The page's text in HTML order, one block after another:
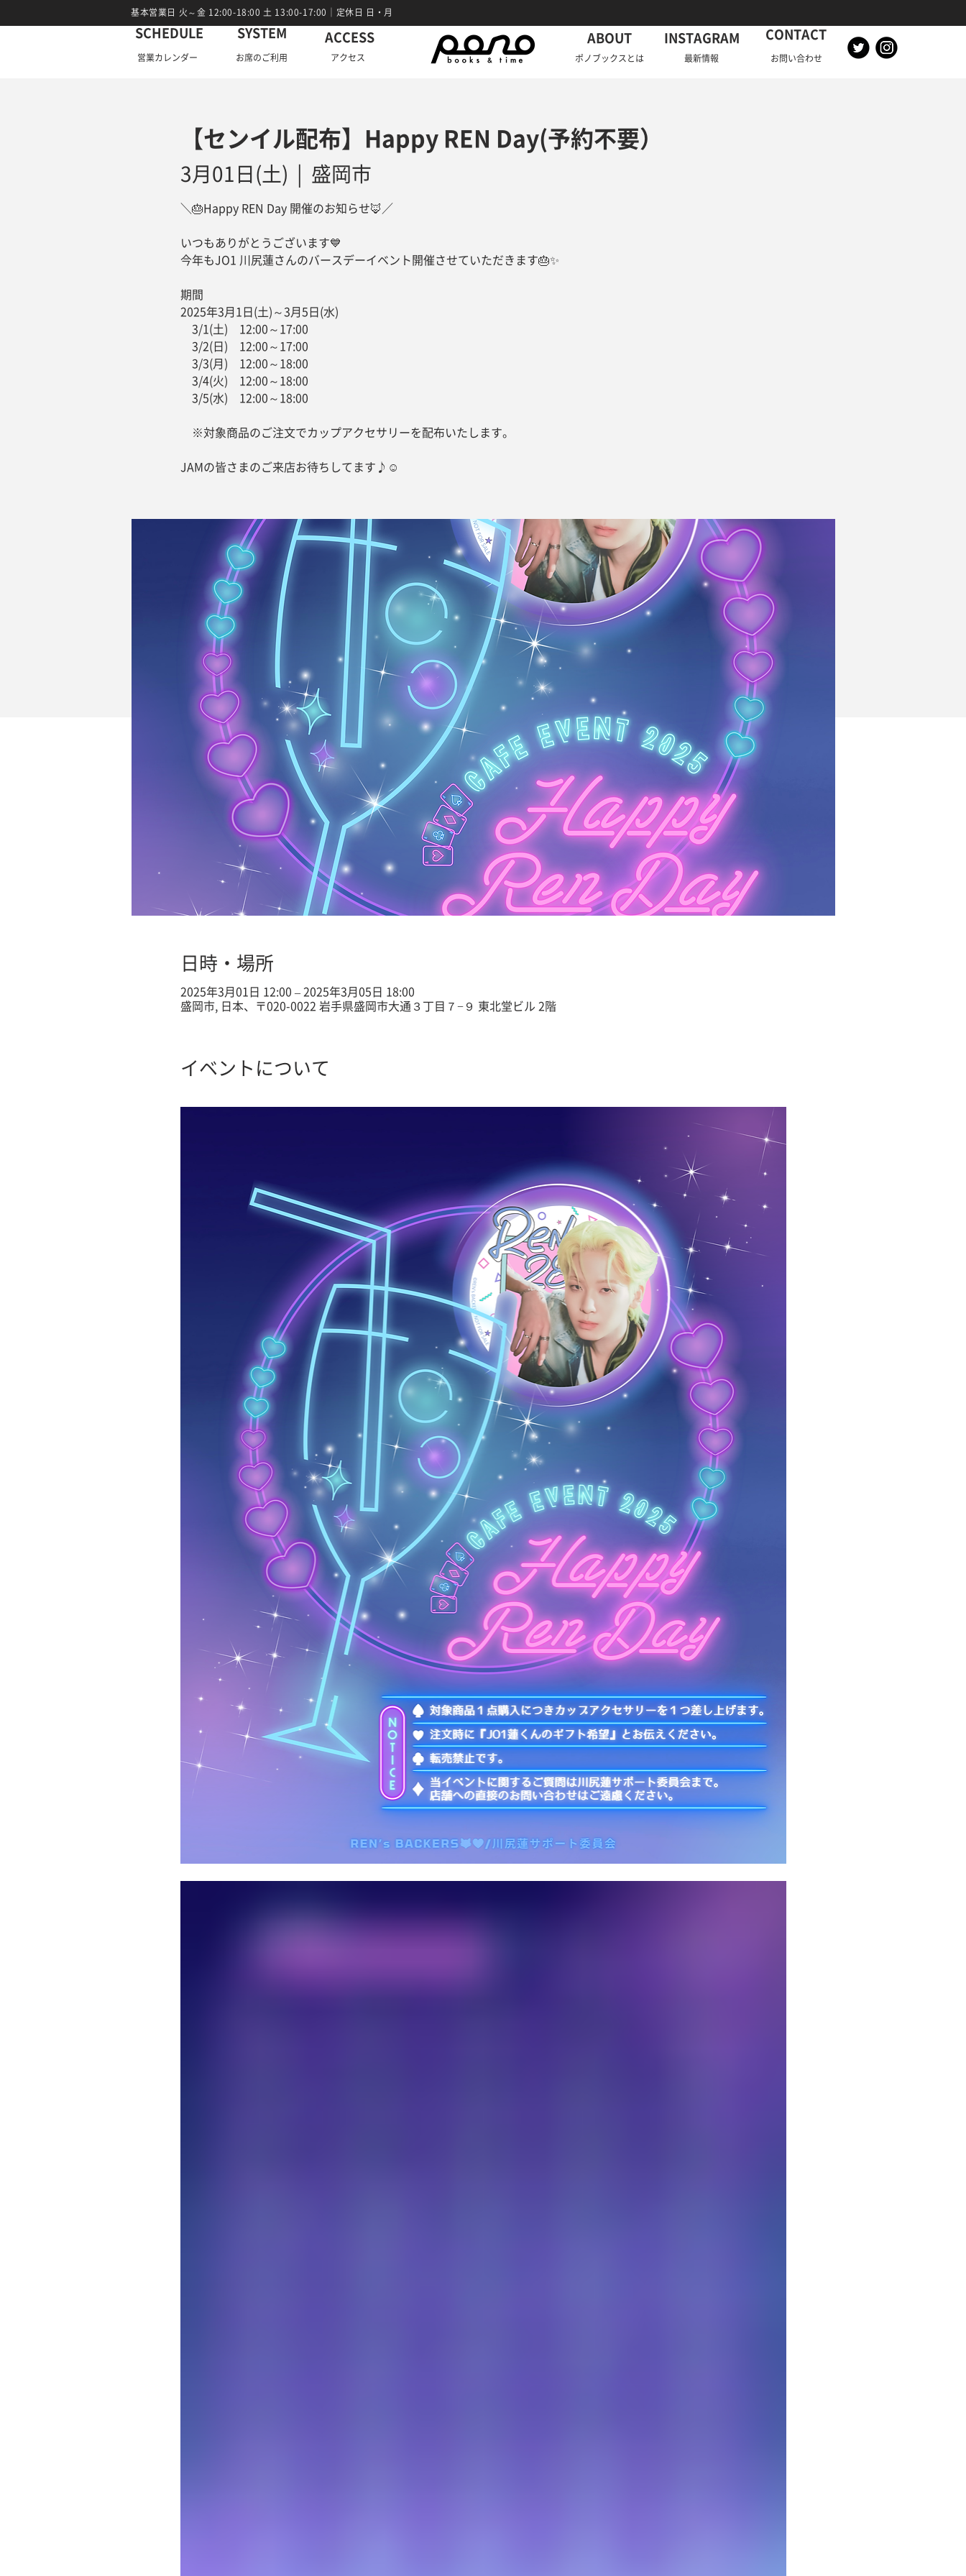
基本営業日 火～金 12:00-18:00 土 13:00-17:00｜定休日 日・月
SCHEDULE
​営業カレンダー
SYSTEM
お席のご利用
ACCESS
アクセス
ABOUT
ポノブックスとは
INSTAGRAM
最新情報
CONTACT
お問い合わせ
【センイル配布】Happy REN Day(予約不要）
3月01日(土) 盛岡市
＼🎂Happy REN Day 開催のお知らせ🦊／
いつもありがとうございます💙
今年もJO1 川尻蓮さんのバースデーイベント開催させていただきます🎂✨
期間
2025年3月1日(土)～3月5日(水)
3/1(土) 12:00～17:00
3/2(日) 12:00～17:00
3/3(月) 12:00～18:00
3/4(火) 12:00～18:00
3/5(水) 12:00～18:00
※対象商品のご注文でカップアクセサリーを配布いたします。
JAMの皆さまのご来店お待ちしてます♪☺
日時・場所
2025年3月01日 12:00 – 2025年3月05日 18:00
盛岡市, 日本、〒020-0022 岩手県盛岡市大通３丁目７−９ 東北堂ビル 2階
イベントについて